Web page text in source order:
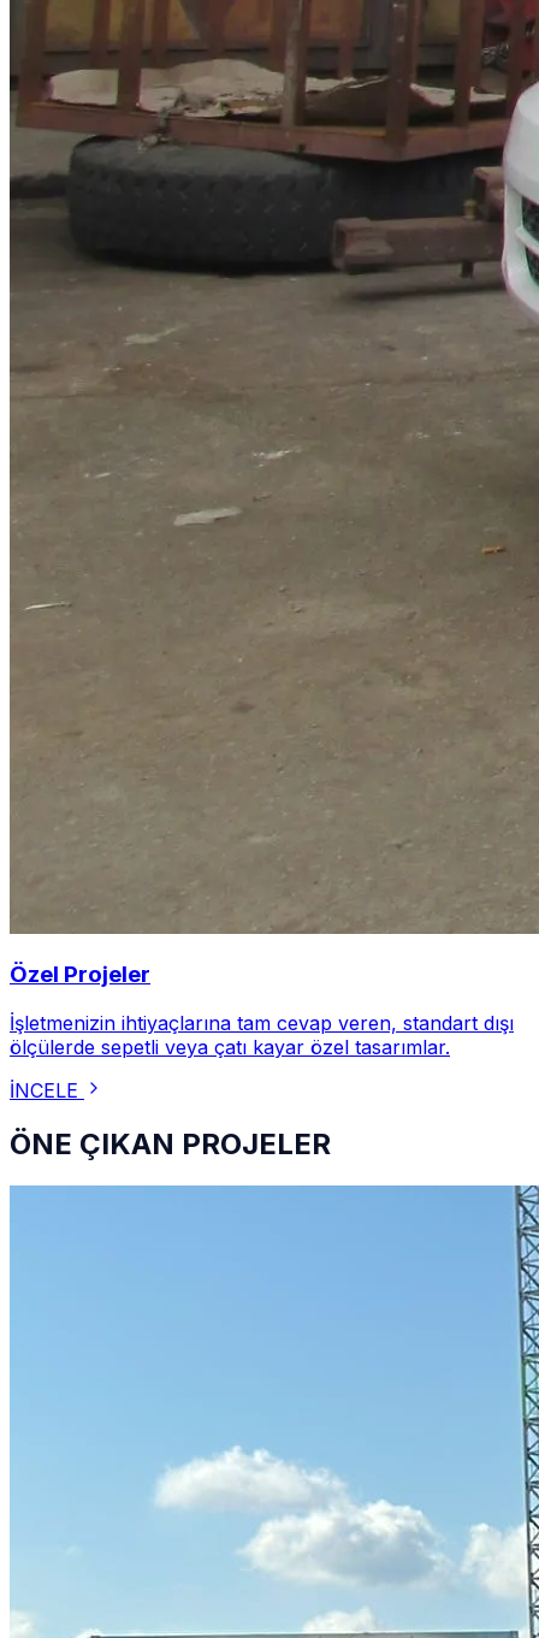
Özel Projeler
İşletmenizin ihtiyaçlarına tam cevap veren, standart dışı
ölçülerde sepetli veya çatı kayar özel tasarımlar.
İNCELE
ÖNE ÇIKAN PROJELER